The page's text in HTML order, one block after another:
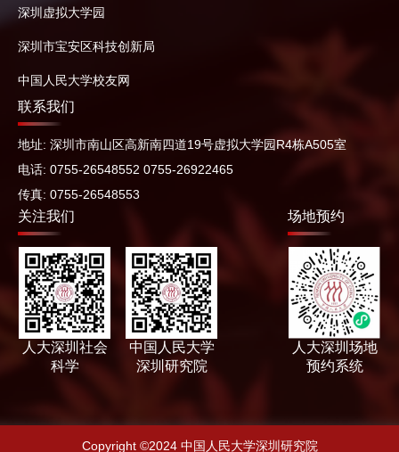
深圳虚拟大学园
深圳市宝安区科技创新局
中国人民大学校友网
联系我们
地址: 深圳市南山区高新南四道19号虚拟大学园R4栋A505室
电话: 0755-26548552 0755-26922465
传真: 0755-26548553
关注我们
人大深圳社会
科学
中国人民大学
深圳研究院
场地预约
人大深圳场地
预约系统
Copyright ©2024 中国人民大学深圳研究院